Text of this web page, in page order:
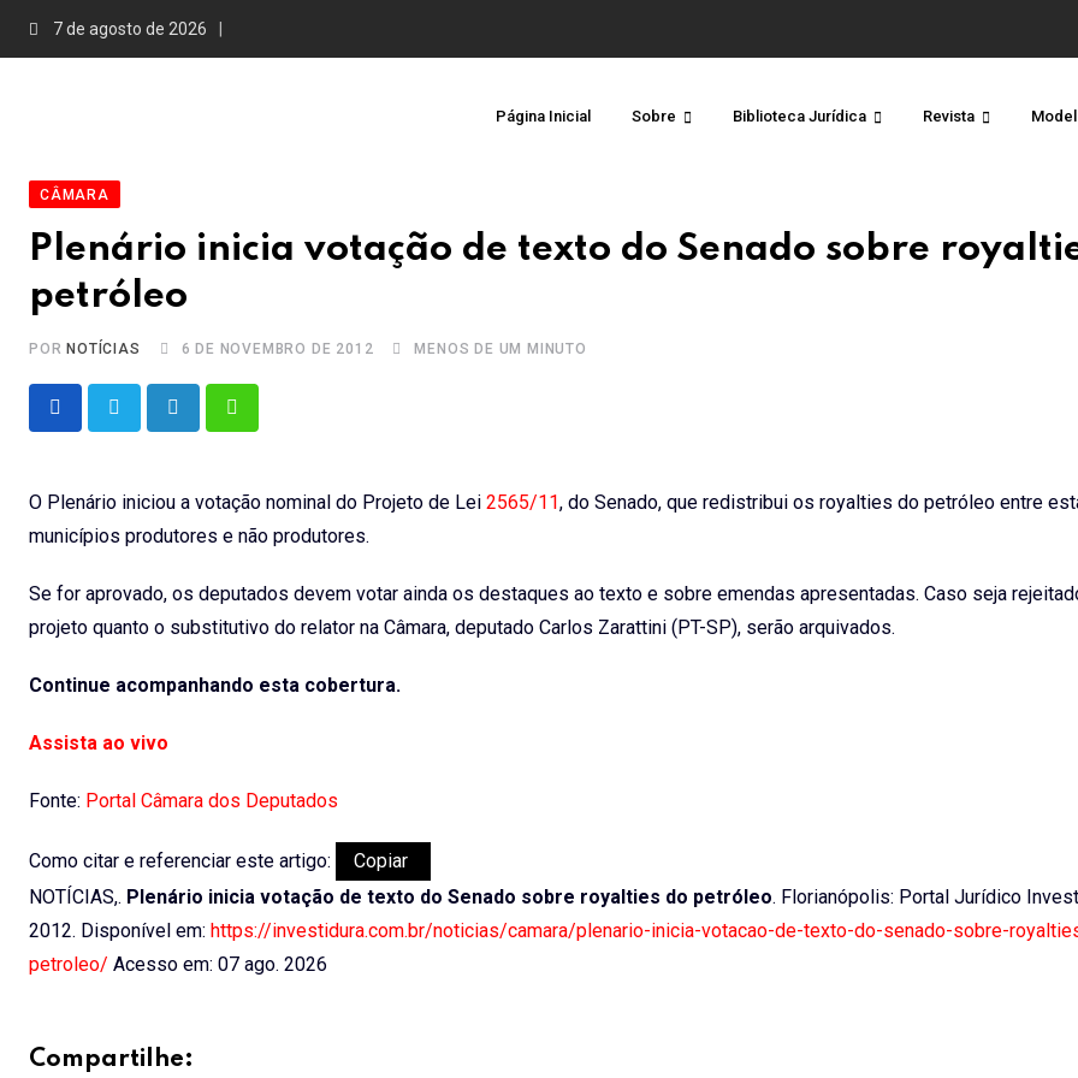
7 de agosto de 2026
Página Inicial Sobre Biblioteca Jurídica Revista
CÂMARA
Plenário inicia votação de texto do Senado sobre
petróleo
PORNOTÍCIAS 6 DE NOVEMBRO DE 2012 MENOS DE UM MINUTO
LinkedInWhatsapp
O Plenário iniciou a votação nominal do Projeto de Lei 2565/11, do Senado, que redistribui os royalties do petróleo entre
municípios produtores e não produtores.
Se for aprovado, os deputados devem votar ainda os destaques ao texto e sobre emendas apresentadas. Caso seja
projeto quanto o substitutivo do relator na Câmara, deputado Carlos Zarattini (PT-SP), serão arquivados.
Continue acompanhando esta cobertura.
Assista ao vivo
Fonte: Portal Câmara dos Deputados
Como citar e referenciar este artigo:
Copiar
NOTÍCIAS,. Plenário inicia votação de texto do Senado sobre royalties do petróleo. Florianópolis: Portal Jurídico
2012. Disponível em: https://investidura.com.br/noticias/camara/plenario-inicia-votacao-de-texto-do-senado-sobre-
petroleo/ Acesso em: 07 ago. 2026
Compartilhe: